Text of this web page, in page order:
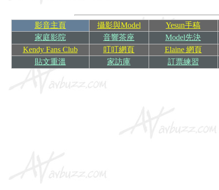
影音主頁 攝影與Model
Yesun手稿
家庭影院
音響茶座
Model先決
Kendy Fans Club
叮叮網頁
Elaine 網頁
貼文重溫
家訪庫 訂票練習